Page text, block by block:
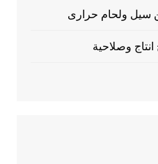
سيل ولحام حرارى
وصلاحية